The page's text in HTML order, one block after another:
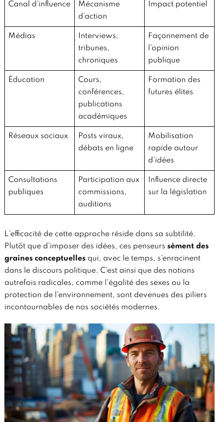
Canal d’influence
Mécanisme
d’action
Impact potentiel
Médias
Interviews,
tribunes,
chroniques
Façonnement de
l’opinion
publique
Éducation
Cours,
conférences,
publications
académiques
Formation des
futures élites
Réseaux sociaux
Posts viraux,
débats en ligne
Mobilisation
rapide autour
d’idées
Consultations
publiques
Participation aux
commissions,
auditions
Influence directe
sur la législation
L’efficacité de cette approche réside dans sa subtilité.
Plutôt que d’imposer des idées, ces penseurs sèment des
graines conceptuellesqui, avec le temps, s’enracinent
dans le discours politique. C’est ainsi que des notions
autrefois radicales, comme l’égalité des sexes ou la
protection de l’environnement, sont devenues des piliers
incontournables de nos sociétés modernes.